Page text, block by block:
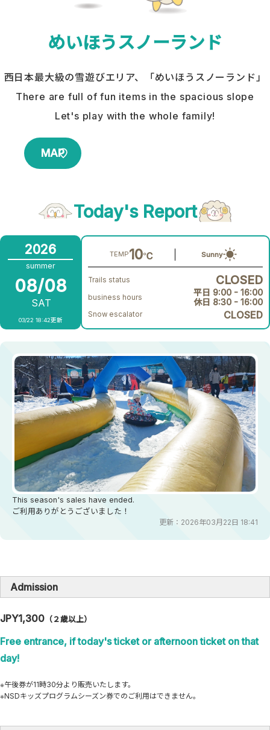
めいほうスノーランド
西日本最大級の雪遊びエリア、「めいほうスノーランド」
There are full of fun items in the spacious slope
Let's play with the whole family!
MAP
Today's Report
2026
summer
08/08
SAT
03/22 18:42更新
TEMP10℃ Sunny
Trails status CLOSED
business hours
平日 9:00 - 16:00
休日 8:30 - 16:00
Snow escalator CLOSED
This season's sales have ended.
ご利用ありがとうございました！
更新：2026年03月22日 18:41
Admission
JPY1,300 （２歳以上）
Free entrance, if today's ticket or afternoon ticket on that
day!
※午後券が11時30分より販売いたします。
※NSDキッズプログラムシーズン券でのご利用はできません。